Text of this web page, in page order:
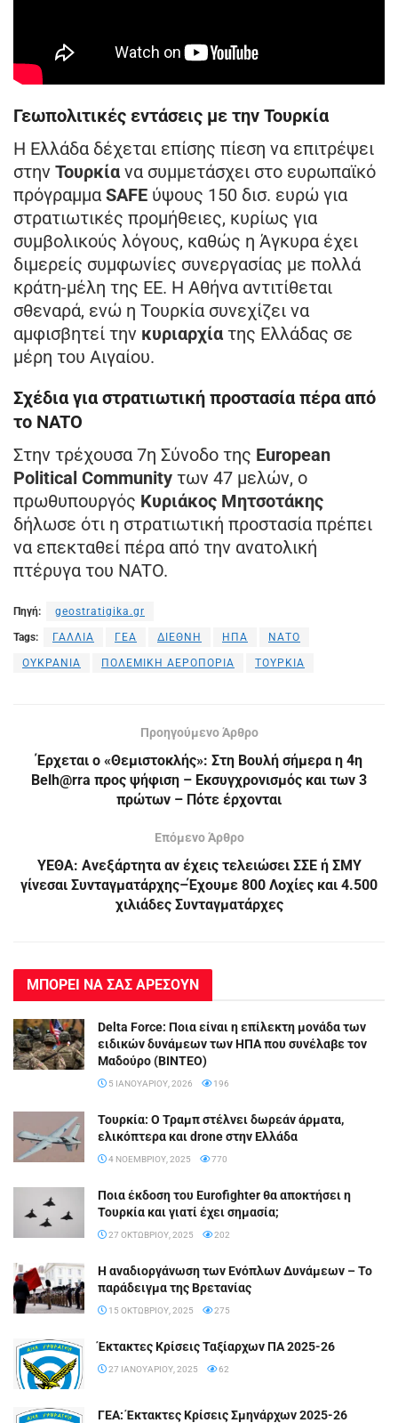
Γεωπολιτικές εντάσεις με την Τουρκία
Η Ελλάδα δέχεται επίσης πίεση να επιτρέψει
στην Τουρκία να συμμετάσχει στο ευρωπαϊκό
πρόγραμμα SAFE ύψους 150 δισ. ευρώ για
στρατιωτικές προμήθειες, κυρίως για
συμβολικούς λόγους, καθώς η Άγκυρα έχει
διμερείς συμφωνίες συνεργασίας με πολλά
κράτη-μέλη της ΕΕ. Η Αθήνα αντιτίθεται
σθεναρά, ενώ η Τουρκία συνεχίζει να
αμφισβητεί την κυριαρχία της Ελλάδας σε
μέρη του Αιγαίου.
Σχέδια για στρατιωτική προστασία πέρα από
το NATO
Στην τρέχουσα 7η Σύνοδο της European
Political Community των 47 μελών, ο
πρωθυπουργός Κυριάκος Μητσοτάκης
δήλωσε ότι η στρατιωτική προστασία πρέπει
να επεκταθεί πέρα από την ανατολική
πτέρυγα του NATO.
Πηγή: geostratigika.gr
Tags: ΓΑΛΛΙΑ ΓΕΑ ΔΙΕΘΝΗ ΗΠΑ ΝΑΤΟ
ΟΥΚΡΑΝΙΑ ΠΟΛΕΜΙΚΗ ΑΕΡΟΠΟΡΙΑ ΤΟΥΡΚΙΑ
Προηγούμενο Άρθρο
Έρχεται ο «Θεμιστοκλής»: Στη Βουλή σήμερα η 4η
Belh@rra προς ψήφιση – Εκσυγχρονισμός και των 3
πρώτων – Πότε έρχονται
Επόμενο Άρθρο
ΥΕΘΑ: Ανεξάρτητα αν έχεις τελειώσει ΣΣΕ ή ΣΜΥ
γίνεσαι Συνταγματάρχης–Έχουμε 800 Λοχίες και 4.500
χιλιάδες Συνταγματάρχες
ΜΠΟΡΕΙ ΝΑ ΣΑΣ ΑΡΕΣΟΥΝ
Delta Force: Ποια είναι η επίλεκτη μονάδα των
ειδικών δυνάμεων των ΗΠΑ που συνέλαβε τον
Μαδούρο (BINTEO)
5 ΙΑΝΟΥΑΡΊΟΥ, 2026 196
Τουρκία: Ο Τραμπ στέλνει δωρεάν άρματα,
ελικόπτερα και drone στην Ελλάδα
4 ΝΟΕΜΒΡΊΟΥ, 2025 770
Ποια έκδοση του Eurofighter θα αποκτήσει η
Τουρκία και γιατί έχει σημασία;
27 ΟΚΤΩΒΡΊΟΥ, 2025 202
Η αναδιοργάνωση των Ενόπλων Δυνάμεων – Το
παράδειγμα της Βρετανίας
15 ΟΚΤΩΒΡΊΟΥ, 2025 275
Έκτακτες Κρίσεις Ταξίαρχων ΠΑ 2025-26
27 ΙΑΝΟΥΑΡΊΟΥ, 2025 62
ΓΕΑ: Έκτακτες Κρίσεις Σμηνάρχων 2025-26